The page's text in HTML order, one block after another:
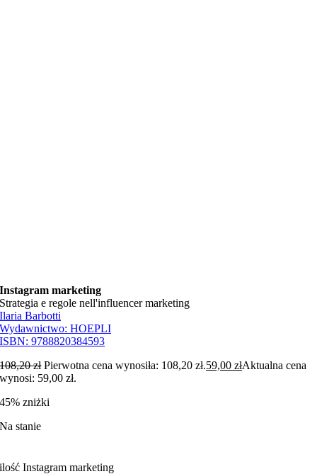
Instagram marketing
Strategia e regole nell'influencer marketing
Ilaria Barbotti
Wydawnictwo:HOEPLI
ISBN:9788820384593
108,20zł Pierwotna cena wynosiła: 108,20 zł.59,00złAktualna cena
wynosi: 59,00 zł.
45% zniżki
Na stanie
ilość Instagram marketing